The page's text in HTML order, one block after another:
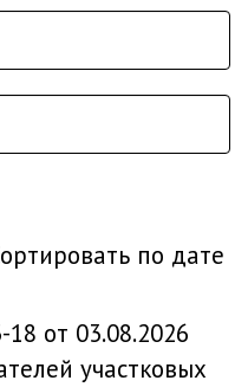
по дате
от 03.08.2026
участковых